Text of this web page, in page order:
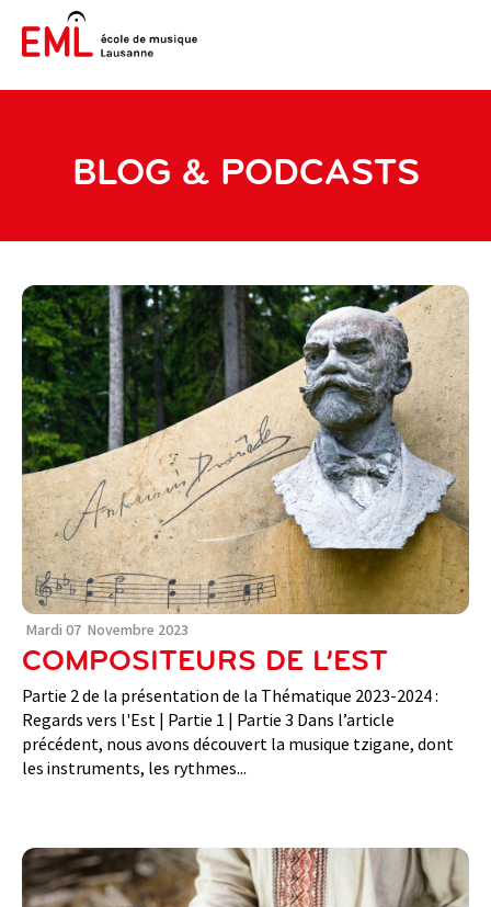
BLOG & PODCASTS
Mardi 07 Novembre 2023
COMPOSITEURS DE L’EST
Partie 2 de la présentation de la Thématique 2023-2024 :
Regards vers l'Est | Partie 1 | Partie 3 Dans l’article
précédent, nous avons découvert la musique tzigane, dont
les instruments, les rythmes...